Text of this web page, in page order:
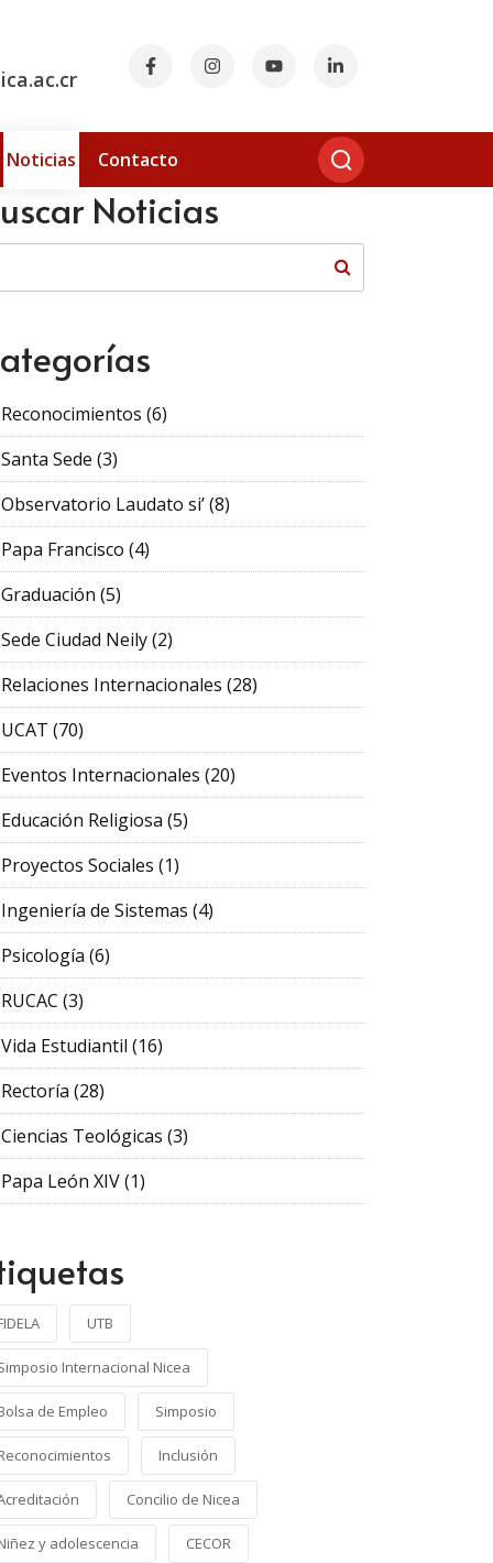
Noticias Contacto
Noticias
Reconocimientos (6)
Santa Sede (3)
Observatorio Laudato si’(8)
Papa Francisco (4)
Graduación (5)
Sede Ciudad Neily(2)
Relaciones Internacionales (28)
UCAT (70)
Eventos Internacionales (20)
Educación Religiosa (5)
Proyectos Sociales (1)
Ingeniería de Sistemas (4)
Psicología (6)
RUCAC (3)
Vida Estudiantil (16)
Rectoría (28)
Ciencias Teológicas (3)
Papa León XIV(1)
UTB
Internacional Nicea
de Empleo Simposio
Inclusión
Concilio de Nicea
y adolescencia CECOR